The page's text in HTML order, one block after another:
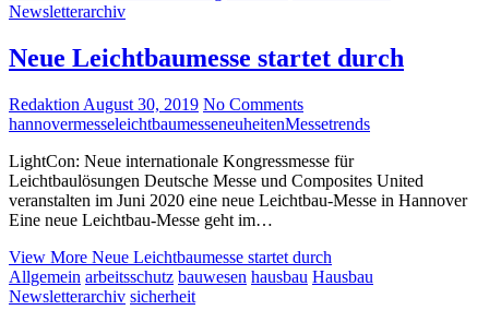
Newsletterarchiv
Neue Leichtbaumesse startet durch
Redaktion August 30, 2019 No Comments
hannovermesseleichtbaumesseneuheitenMessetrends
LightCon: Neue internationale Kongressmesse für
Leichtbaulösungen Deutsche Messe und Composites United
veranstalten im Juni 2020 eine neue Leichtbau-Messe in Hannover
Eine neue Leichtbau-Messe geht im…
View More Neue Leichtbaumesse startet durch
Allgemein arbeitsschutz bauwesen hausbau Hausbau
Newsletterarchiv sicherheit